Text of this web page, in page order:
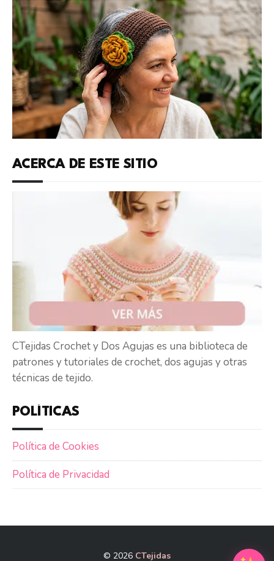
ACERCA DE ESTE SITIO
CTejidas Crochet y Dos Agujas es una biblioteca de
patrones y tutoriales de crochet, dos agujas y otras
técnicas de tejido.
POLÍTICAS
Política de Cookies
Política de Privacidad
© 2026 CTejidas